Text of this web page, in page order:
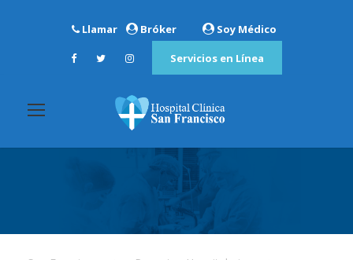
Llamar Bróker Soy Médico
Servicios en Línea